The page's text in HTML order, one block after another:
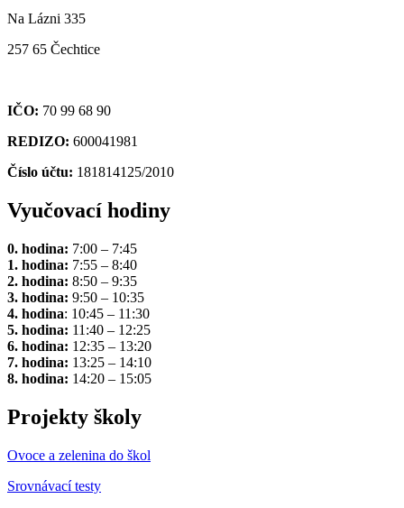
Na Lázni 335
257 65 Čechtice
IČO: 70 99 68 90
REDIZO: 600041981
Číslo účtu: 181814125/2010
Vyučovací hodiny
0. hodina: 7:00 – 7:45
1. hodina: 7:55 – 8:40
2. hodina: 8:50 – 9:35
3. hodina: 9:50 – 10:35
4. hodina: 10:45 – 11:30
5. hodina: 11:40 – 12:25
6. hodina: 12:35 – 13:20
7. hodina: 13:25 – 14:10
8. hodina: 14:20 – 15:05
Projekty školy
Ovoce a zelenina do škol
Srovnávací testy